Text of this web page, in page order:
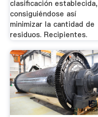
clasificación establecida,
consiguiéndose así
minimizar la cantidad de
residuos. Recipientes.